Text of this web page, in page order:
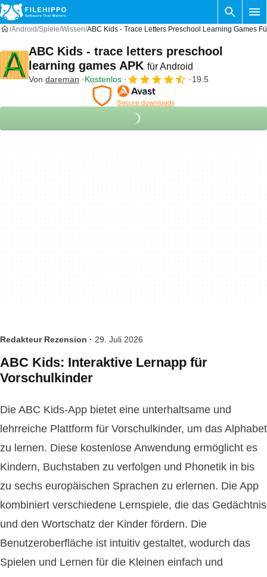
Android Spiele Wissen ABC Kids - Trace Letters Preschool Learning Games
ABC Kids - trace letters preschool
learning games APK für Android
Von dareman Kostenlos 19.5
Redakteur Rezension · 29. Juli 2026
ABC Kids: Interaktive Lernapp für
Vorschulkinder
Die ABC Kids-App bietet eine unterhaltsame und
lehrreiche Plattform für Vorschulkinder, um das Alphabet
zu lernen. Diese kostenlose Anwendung ermöglicht es
Kindern, Buchstaben zu verfolgen und Phonetik in bis
zu sechs europäischen Sprachen zu erlernen. Die App
kombiniert verschiedene Lernspiele, die das Gedächtnis
und den Wortschatz der Kinder fördern. Die
Benutzeroberfläche ist intuitiv gestaltet, wodurch das
Spielen und Lernen für die Kleinen einfach und